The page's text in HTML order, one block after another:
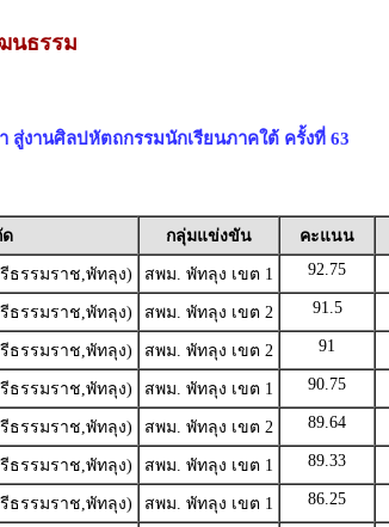
นธรรม
สู่งานศิลปหัตถกรรมนักเรียนภาคใต้ ครั้งที่ 63
ด กลุ่มแข่งขัน คะแนน
ธรรมราช,พัทลุง) สพม. พัทลุง เขต 1 92.75
ธรรมราช,พัทลุง) สพม. พัทลุง เขต 2 91.5
ธรรมราช,พัทลุง) สพม. พัทลุง เขต 2 91
ธรรมราช,พัทลุง) สพม. พัทลุง เขต 1 90.75
ธรรมราช,พัทลุง) สพม. พัทลุง เขต 2 89.64
ธรรมราช,พัทลุง) สพม. พัทลุง เขต 1 89.33
ธรรมราช,พัทลุง) สพม. พัทลุง เขต 1 86.25